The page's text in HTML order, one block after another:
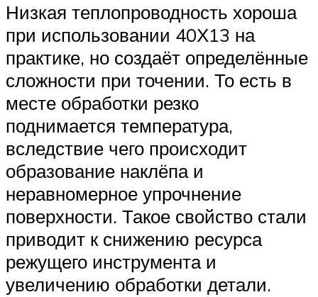
Низкая теплопроводность хороша
при использовании 40Х13 на
практике, но создаёт определённые
сложности при точении. То есть в
месте обработки резко
поднимается температура,
вследствие чего происходит
образование наклёпа и
неравномерное упрочнение
поверхности. Такое свойство стали
приводит к снижению ресурса
режущего инструмента и
увеличению обработки детали.